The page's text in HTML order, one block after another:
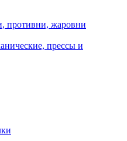
противни, жаровни
прессы и